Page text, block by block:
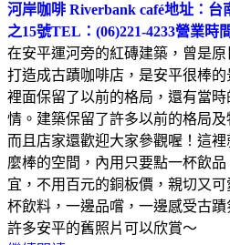
河岸咖啡 Riverbank café地址：台
之15號TEL：(06)221-4233營業時
在安平運河旁的紅磚建築，曾是
打造成古蹟咖啡店，是安平很棒
裡面保留了以前的格局，還有當
情。建築保留了許多以前的格局及
而且店家還歡迎大家參觀喔！這
麼棒的空間，內用只要點一杯飲
宜，不用百元的銅板價，親切又
杯飲料，一邊品嚐，一邊感受古
許多安平的舊照片可以欣賞～